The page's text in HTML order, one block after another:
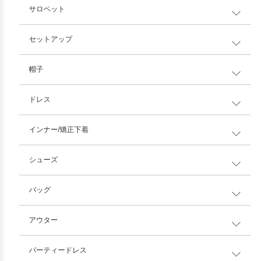
サロペット
セットアップ
帽子
ドレス
インナー/矯正下着
シューズ
バッグ
アウター
パーティードレス